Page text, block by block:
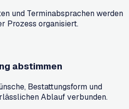
und Terminabsprachen werden
Prozess organisiert.
abstimmen
Bestattungsform und
Ablauf verbunden.